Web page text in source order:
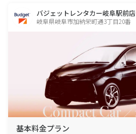
バジェットレンタカー岐阜駅前店
岐阜県岐阜市加納栄町通3丁目20番
基本料金プラン